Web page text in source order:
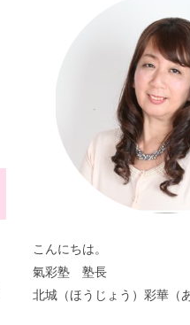
こんにちは。
氣彩塾 塾長
北城（ほうじょう）彩華（